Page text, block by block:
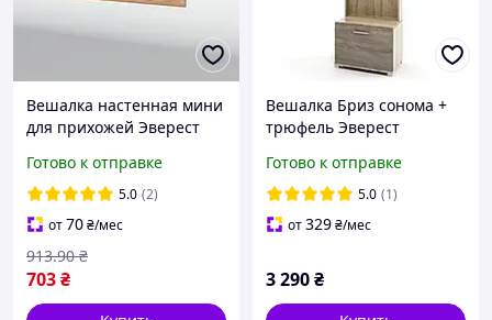
Вешалка настенная мини
для прихожей Эверест
Белый + Дуб крафт
золотой Прихожие
Готово к отправке
5.0 (2)
от70₴/мес
703₴
913.90 ₴
Вешалка Бриз сонома +
трюфель Эверест
Готово к отправке
5.0 (1)
от329₴/мес
3 290₴